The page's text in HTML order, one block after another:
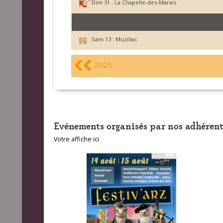
Dim 31 : La Chapelle-des-Marais
Sam 13 : Muzillac
2025
Evénements organisés par nos
Votre affiche ici